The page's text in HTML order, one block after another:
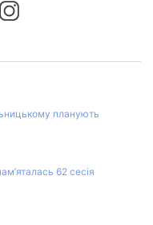
планують
62 сесія